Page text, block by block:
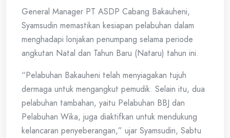
General Manager PT ASDP Cabang Bakauheni,
Syamsudin memastikan kesiapan pelabuhan dalam
menghadapi lonjakan penumpang selama periode
angkutan Natal dan Tahun Baru (Nataru) tahun ini.
“Pelabuhan Bakauheni telah menyiagakan tujuh
dermaga untuk mengangkut pemudik. Selain itu, dua
pelabuhan tambahan, yaitu Pelabuhan BBJ dan
Pelabuhan Wika, juga diaktifkan untuk mendukung
kelancaran penyeberangan,” ujar Syamsudin, Sabtu